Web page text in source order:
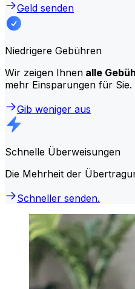
Geld senden
Niedrigere Gebühren
Wir zeigen Ihnen alle
mehr Einsparungen für Sie.
Gib weniger aus
Schnelle Überweisungen
Die Mehrheit der
Schneller senden.